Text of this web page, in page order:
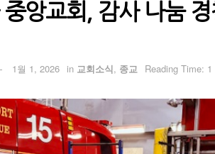
앙교회, 감사 나눔 경
1월 1, 2026 in 교회소식, 종교 Reading Time: